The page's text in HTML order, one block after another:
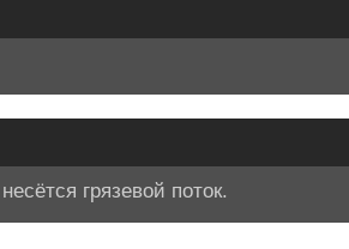
грязевой поток.